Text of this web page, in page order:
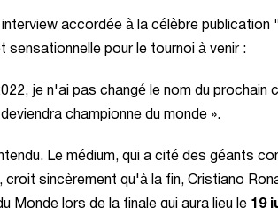
interview accordée à la célèbre publication
sensationnelle pour le tournoi à venir :
je n'ai pas changé le nom du
championne du monde ».
Le médium, qui a cité des géants
croit sincèrement qu'à la fin, Cristiano
Monde lors de la finale qui aura lieu le 19